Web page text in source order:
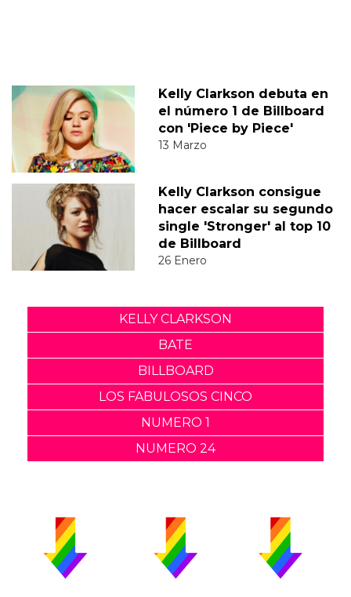
Kelly Clarkson debuta en
el número 1 de Billboard
con 'Piece by Piece'
13 Marzo
Kelly Clarkson consigue
hacer escalar su segundo
single 'Stronger' al top 10
de Billboard
26 Enero
KELLY CLARKSON
BATE
BILLBOARD
LOS FABULOSOS CINCO
NUMERO 1
NUMERO 24